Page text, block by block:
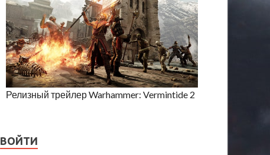
Релизный трейлер Warhammer: Vermintide 2
ВОЙТИ